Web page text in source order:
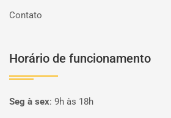
Contato
Horário de funcionamento
Seg à sex: 9h às 18h